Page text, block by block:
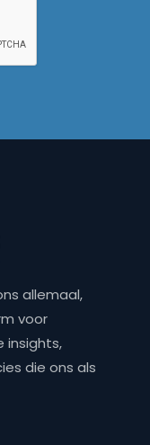
allemaal,
voor
insights,
die ons als